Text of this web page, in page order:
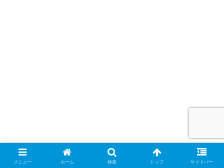
e-Tax
メニュー ホーム 検索 トップ サイドバー